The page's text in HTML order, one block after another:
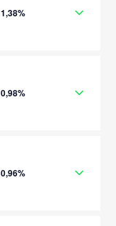
1,38%
0,98%
0,96%